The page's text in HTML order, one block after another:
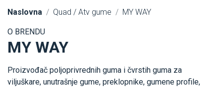
Naslovna Quad / Atv gume MY WAY
O BRENDU
MY WAY
Proizvođač poljoprivrednih guma i čvrstih guma za
viljuškare, unutrašnje gume, preklopnike, gumene profile,